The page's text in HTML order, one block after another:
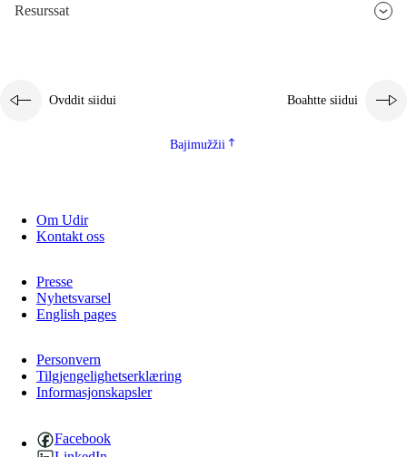
Resurssat
Ovddit siidui Boahtte siidui
Bajimužžii
Om Udir
Kontakt oss
Presse
Nyhetsvarsel
English pages
Personvern
Tilgjengelighetserklæring
Informasjonskapsler
Facebook